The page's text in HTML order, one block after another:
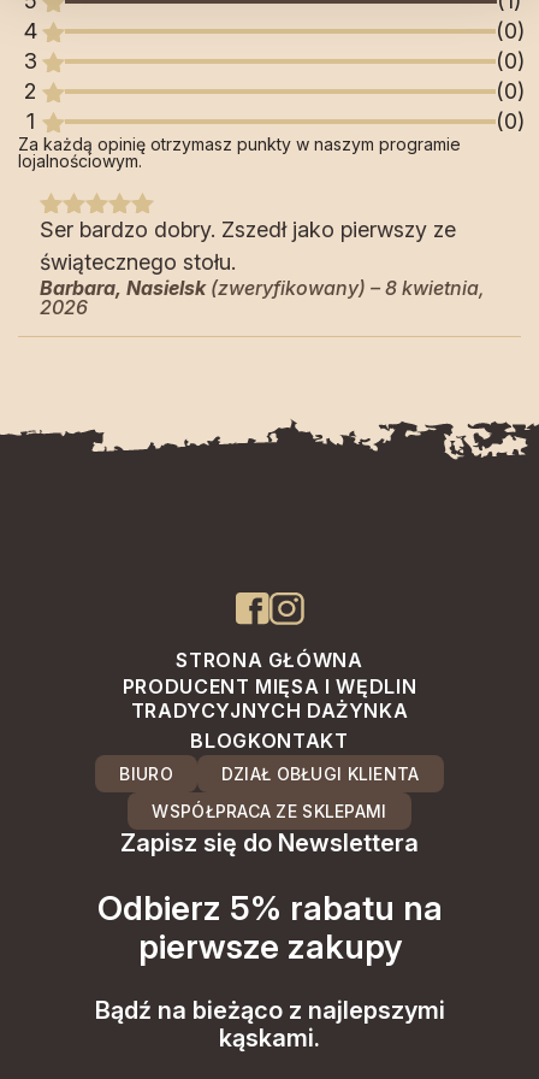
oceny
klienta
4
(0)
3
(0)
2
(0)
1
(0)
Za każdą opinię otrzymasz punkty w naszym programie
lojalnościowym.
Oceniono5
na 5
Ser bardzo dobry. Zszedł jako pierwszy ze
świątecznego stołu.
Barbara, Nasielsk (zweryfikowany) – 8 kwietnia,
2026
STRONA GŁÓWNA
PRODUCENT MIĘSA I WĘDLIN
TRADYCYJNYCH DAŻYNKA
BLOGKONTAKT
BIURO
DZIAŁ OBŁUGI KLIENTA
WSPÓŁPRACA ZE SKLEPAMI
Zapisz się do Newslettera
Odbierz 5% rabatu na
pierwsze zakupy
Bądź na bieżąco z najlepszymi
kąskami.